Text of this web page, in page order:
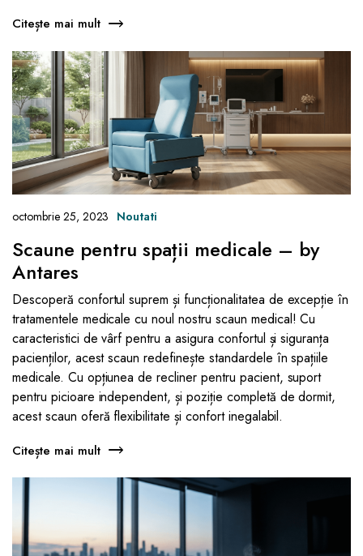
Citește mai mult
octombrie 25, 2023 Noutati
Scaune pentru spații medicale – by
Antares
Descoperă confortul suprem și funcționalitatea de excepție în
tratamentele medicale cu noul nostru scaun medical! Cu
caracteristici de vârf pentru a asigura confortul și siguranța
pacienților, acest scaun redefinește standardele în spațiile
medicale. Cu opțiunea de recliner pentru pacient, suport
pentru picioare independent, și poziție completă de dormit,
acest scaun oferă flexibilitate și confort inegalabil.
Citește mai mult